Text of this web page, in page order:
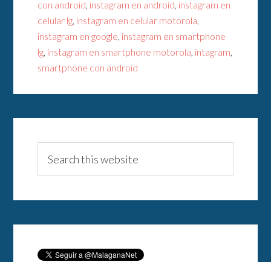
con android, instagram en android, instagram en
celular lg, instagram en celular motorola,
instagram en google, instagram en smartphone
lg, instagram en smartphone motorola, intagram,
smartphone con android